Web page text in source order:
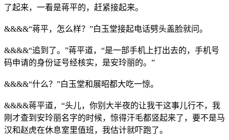
了起来，一看是蒋平的，赶紧接起来。
&&&&“蒋平，怎么样？”白玉堂接起电话劈头盖脸就问。
&&&&“追到了。”蒋平道，“是一部手机上打出去的，手机号
码申请的身份证号经核实，是安玲丽的。”
&&&&“什么？”白玉堂和展昭都大吃一惊。
&&&&蒋平道，“头儿，你别大半夜的让我干这事儿行不，我
刚才查到安玲丽名字的时候，惊得汗毛都竖起来了，要不是马
汉和赵虎在休息室里值班，我估计就吓跑了。